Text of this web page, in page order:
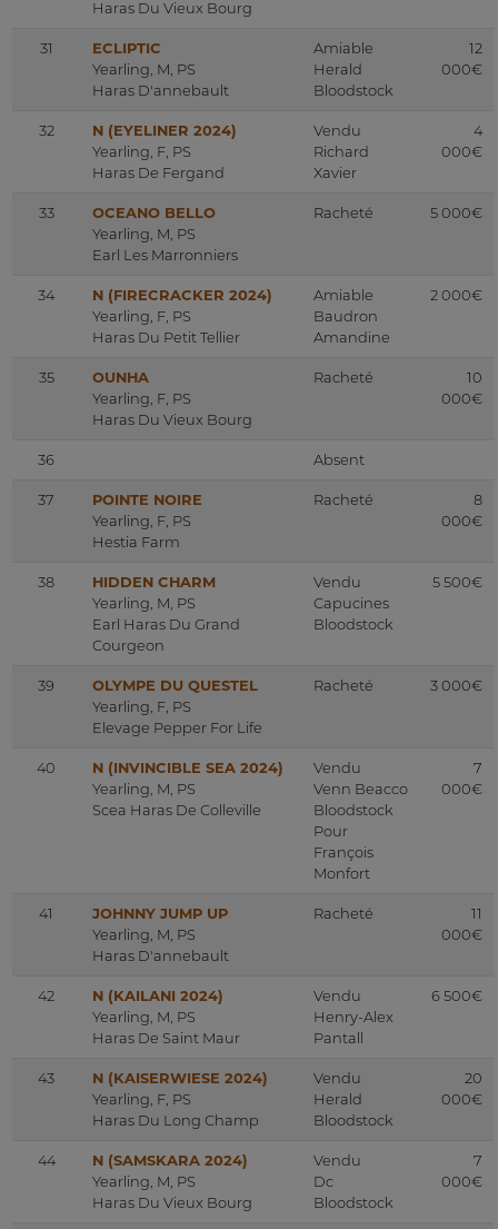
Haras Du Vieux Bourg
31
ECLIPTIC
Yearling, M, PS
Haras D'annebault
Amiable
Herald
Bloodstock
12
000€
32
N (EYELINER 2024)
Yearling, F, PS
Haras De Fergand
Vendu
Richard
Xavier
4
000€
33
OCEANO BELLO
Yearling, M, PS
Earl Les Marronniers
Racheté 5 000€
34
N (FIRECRACKER 2024)
Yearling, F, PS
Haras Du Petit Tellier
Amiable
Baudron
Amandine
2 000€
35
OUNHA
Yearling, F, PS
Haras Du Vieux Bourg
Racheté
10
000€
36 Absent
37
POINTE NOIRE
Yearling, F, PS
Hestia Farm
Racheté
8
000€
38
HIDDEN CHARM
Yearling, M, PS
Earl Haras Du Grand
Courgeon
Vendu
Capucines
Bloodstock
5 500€
39
OLYMPE DU QUESTEL
Yearling, F, PS
Elevage Pepper For Life
Racheté 3 000€
40
N (INVINCIBLE SEA 2024)
Yearling, M, PS
Scea Haras De Colleville
Vendu
Venn Beacco
Bloodstock
Pour
François
Monfort
7
000€
41
JOHNNY JUMP UP
Yearling, M, PS
Haras D'annebault
Racheté
11
000€
42
N (KAILANI 2024)
Yearling, M, PS
Haras De Saint Maur
Vendu
Henry-Alex
Pantall
6 500€
43
N (KAISERWIESE 2024)
Yearling, F, PS
Haras Du Long Champ
Vendu
Herald
Bloodstock
20
000€
44
N (SAMSKARA 2024)
Yearling, M, PS
Haras Du Vieux Bourg
Vendu
Dc
Bloodstock
7
000€